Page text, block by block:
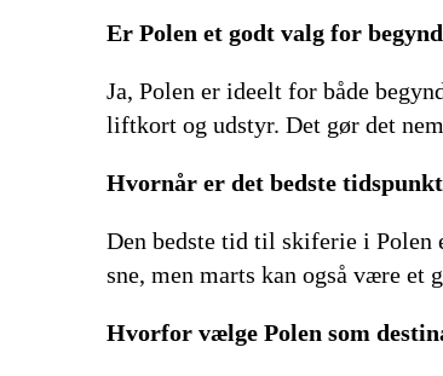
Er Polen et godt valg for
Ja, Polen er ideelt for både
liftkort og udstyr. Det gør det
Hvornår er det bedste
Den bedste tid til skiferie i Polen
sne, men marts kan også være et
Hvorfor vælge Polen som